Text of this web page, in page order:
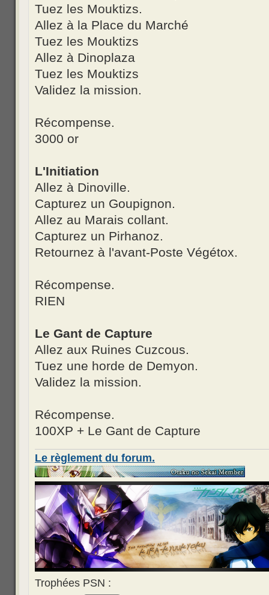
Tuez les Mouktizs.
Allez à la Place du Marché
Tuez les Mouktizs
Allez à Dinoplaza
Tuez les Mouktizs
Validez la mission.
Récompense.
3000 or
L'Initiation
Allez à Dinoville.
Capturez un Goupignon.
Allez au Marais collant.
Capturez un Pirhanoz.
Retournez à l'avant-Poste Végétox.
Récompense.
RIEN
Le Gant de Capture
Allez aux Ruines Cuzcous.
Tuez une horde de Demyon.
Validez la mission.
Récompense.
100XP + Le Gant de Capture
Le règlement du forum.
Trophées PSN :